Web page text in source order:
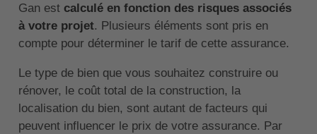
Gan est calculé en fonction des risques associés
à votre projet. Plusieurs éléments sont pris en
compte pour déterminer le tarif de cette assurance.
Le type de bien que vous souhaitez construire ou
rénover, le coût total de la construction, la
localisation du bien, sont autant de facteurs qui
peuvent influencer le prix de votre assurance. Par